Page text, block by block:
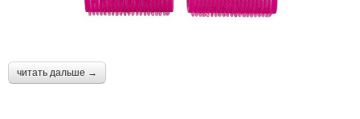
читать дальше →